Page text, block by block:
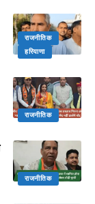
राजनीतिक
हरियाणा
राजनीतिक
राजनीतिक